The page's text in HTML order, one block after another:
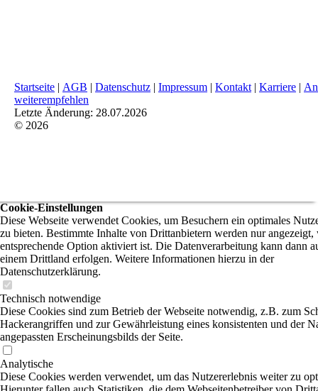
Startseite | AGB | Datenschutz | Impressum | Kontakt | Karriere |
weiterempfehlen
Letzte Änderung: 28.07.2026
© 2026
Cookie-Einstellungen
Diese Webseite verwendet Cookies, um Besuchern ein optimales
zu bieten. Bestimmte Inhalte von Drittanbietern werden nur angezeigt,
entsprechende Option aktiviert ist. Die Datenverarbeitung kann dann
einem Drittland erfolgen. Weitere Informationen hierzu in der
Datenschutzerklärung.
Technisch notwendige
Diese Cookies sind zum Betrieb der Webseite notwendig, z.B. zum
Hackerangriffen und zur Gewährleistung eines konsistenten und der
angepassten Erscheinungsbilds der Seite.
Analytische
Diese Cookies werden verwendet, um das Nutzererlebnis weiter zu